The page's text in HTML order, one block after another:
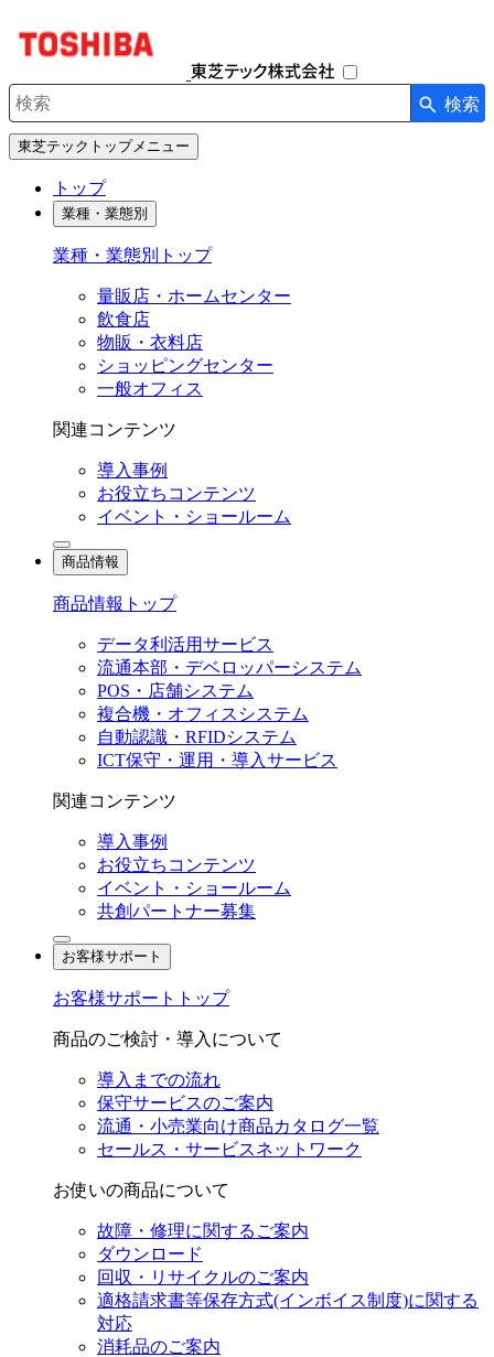
ー
検索キーワード入力 検索
東芝テックトップメニュー
トップ
業種・業態別
業種・業態別トップ
量販店・ホームセンター
飲食店
物販・衣料店
ショッピングセンター
一般オフィス
関連コンテンツ
導入事例
お役立ちコンテンツ
イベント・ショールーム
商品情報
商品情報トップ
データ利活用サービス
流通本部・デベロッパーシステム
POS・店舗システム
複合機・オフィスシステム
自動認識・RFIDシステム
ICT保守・運用・導入サービス
関連コンテンツ
導入事例
お役立ちコンテンツ
イベント・ショールーム
共創パートナー募集
お客様サポート
お客様サポートトップ
商品のご検討・導入について
導入までの流れ
保守サービスのご案内
流通・小売業向け商品カタログ一覧
セールス・サービスネットワーク
お使いの商品について
故障・修理に関するご案内
ダウンロード
回収・リサイクルのご案内
適格請求書等保存方式(インボイス制度)に関する
対応
消耗品のご案内